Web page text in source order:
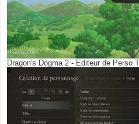
Dragon's Dogma 2 - Editeur de Perso